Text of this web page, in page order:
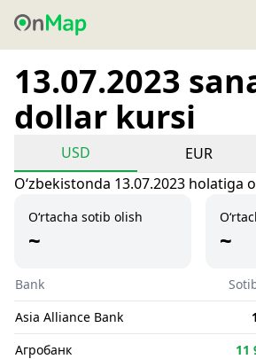
13.07.2023
dollar kursi
USD EUR
Oʻzbekistonda 13.07.2023 holatiga
O‘rtacha sotib olish
~ ~
Bank
Asia Alliance Bank
Агробанк
11